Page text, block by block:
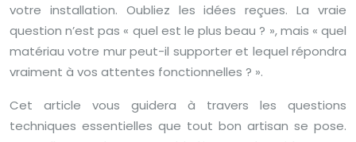
votre installation. Oubliez les idées reçues. La vraie
question n’est pas « quel est le plus beau ? », mais « quel
matériau votre mur peut-il supporter et lequel répondra
vraiment à vos attentes fonctionnelles ? ».
Cet article vous guidera à travers les questions
techniques essentielles que tout bon artisan se pose.